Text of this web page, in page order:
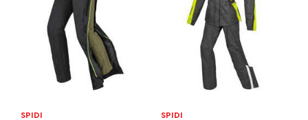
SPIDI
SPIDI